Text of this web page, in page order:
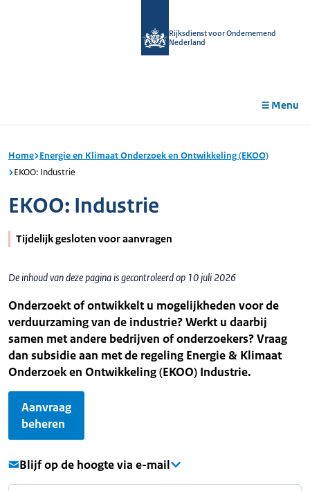
Rijksdienst voor Ondernemend
Nederland
Menu
Home Energie en Klimaat Onderzoek en Ontwikkeling (EKOO)
EKOO: Industrie
EKOO: Industrie
Tijdelijk gesloten voor aanvragen
De inhoud van deze pagina is gecontroleerd op 10 juli 2026
Onderzoekt of ontwikkelt u mogelijkheden voor de
verduurzaming van de industrie? Werkt u daarbij
samen met andere bedrijven of onderzoekers? Vraag
dan subsidie aan met de regeling Energie & Klimaat
Onderzoek en Ontwikkeling (EKOO) Industrie.
Aanvraag
beheren
Blijf op de hoogte via e-mail